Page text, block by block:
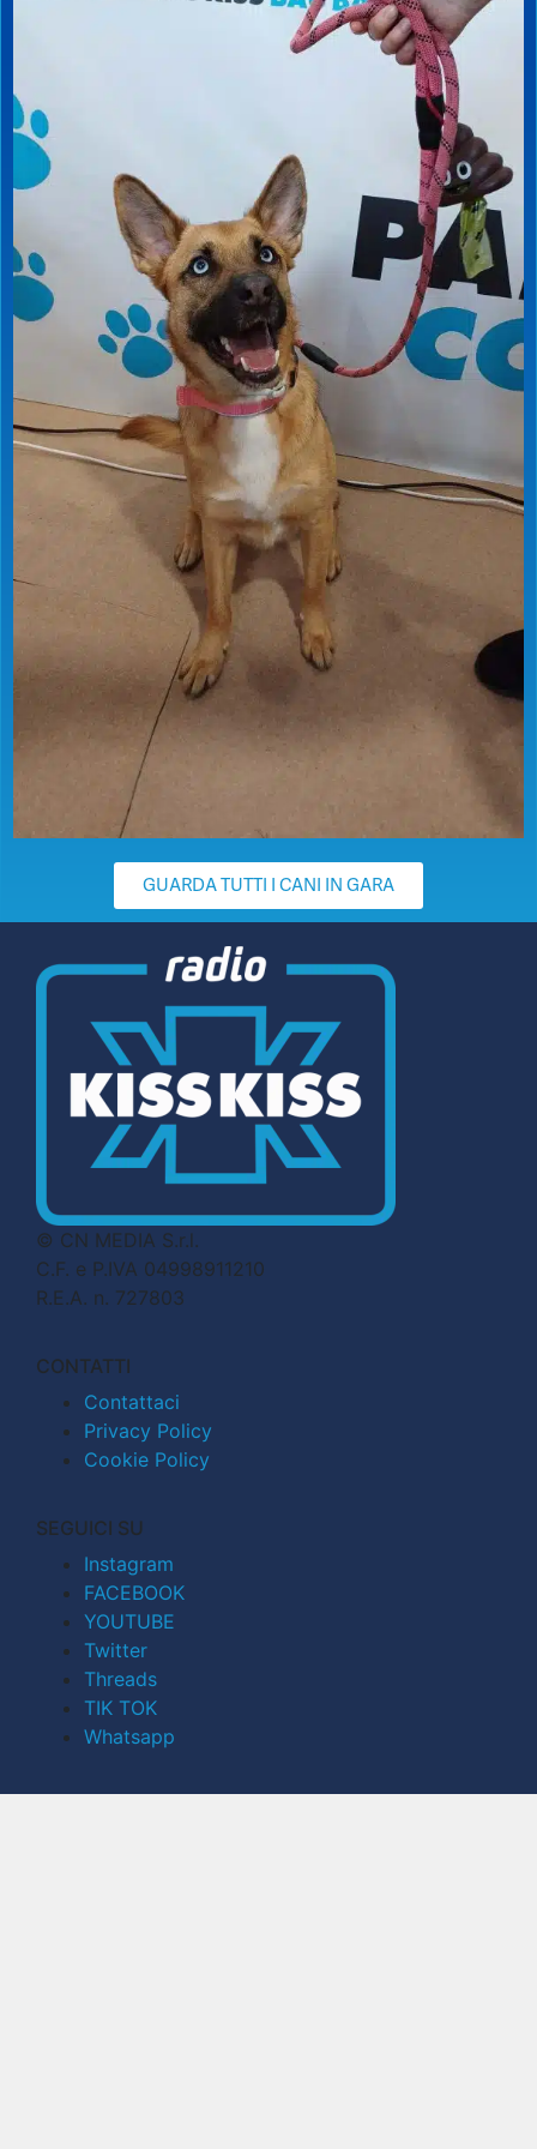
GUARDA TUTTI I CANI IN GARA
© CN MEDIA S.r.l.
C.F. e P.IVA 04998911210
R.E.A. n. 727803
CONTATTI
Contattaci
Privacy Policy
Cookie Policy
SEGUICI SU
Instagram
FACEBOOK
YOUTUBE
Twitter
Threads
TIK TOK
Whatsapp